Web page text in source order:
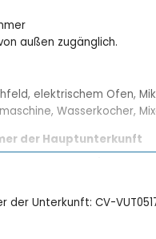
außen zugänglich.
elektrischem Ofen,
Wasserkocher,
der Hauptunterkunft
(200 x 90 cm)
Unterkunft: CV-